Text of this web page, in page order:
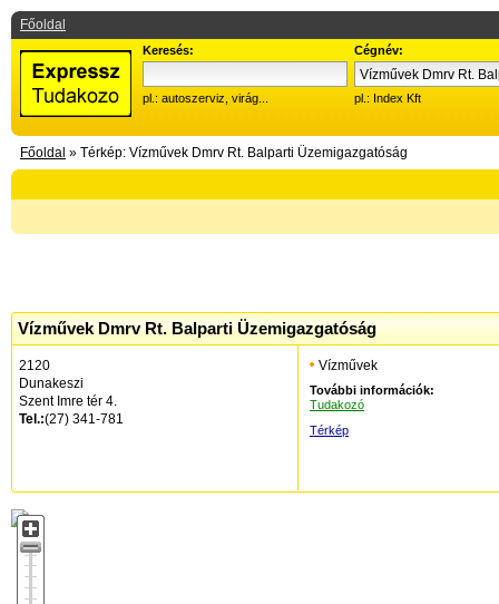
Főoldal
Keresés:
pl.: autoszerviz, virág...
Cégnév:
pl.: Index Kft
Főoldal » Térkép: Vízművek Dmrv Rt. Balparti Üzemigazgatóság
Vízművek Dmrv Rt. Balparti Üzemigazgatóság
2120
Dunakeszi
Szent Imre tér 4.
Tel.:(27) 341-781
Vízművek
További információk:
Tudakozó
Térkép